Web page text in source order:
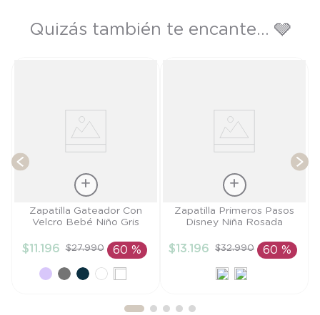
Quizás también te encante... 🩶
Talla
AÑADIR AL
CARRITO
Zapatilla Gateador Con
Velcro Bebé Niño Gris
$11 .196 $27.990 60 %
Talla
AÑADIR AL
CARRITO
Zapatilla Primeros Pasos
Disney Niña Rosada
$13.196 $32.990 60 %